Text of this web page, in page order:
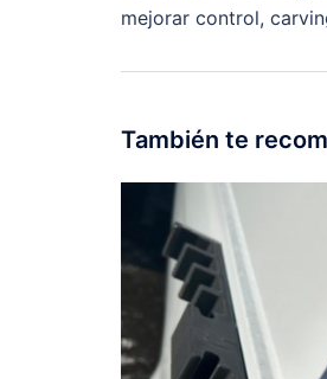
mejorar control,
También te